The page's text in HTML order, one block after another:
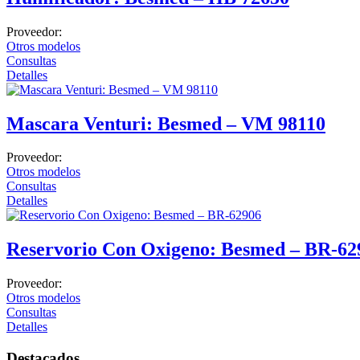
Termo e Hidroterapia
Oscilación Profunda
Ginecología
Diagnóstico
Doppler fetal
Proveedor:
Otros modelos
Consultas
Detalles
Mascara Venturi: Besmed – VM 98110
Proveedor:
Otros modelos
Consultas
Detalles
Reservorio Con Oxigeno: Besmed – BR-
Proveedor:
Otros modelos
Consultas
Detalles